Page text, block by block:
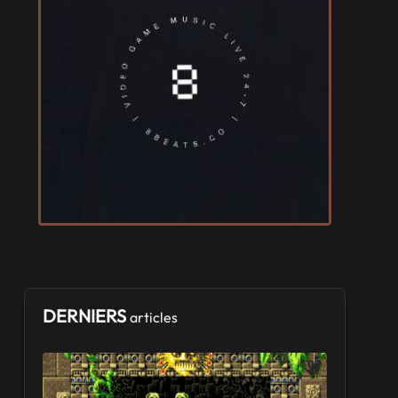
VIDES GRENIERS, BROCANTES
Broc'Land Geek Reims 2026
le 27 septembre 2026 - à Reims
CULTURE JAPONAISE ET OTAKU
Ponta Geek 2026
SALONS & CONVENTIONS GEEKS
DERNIERSarticles